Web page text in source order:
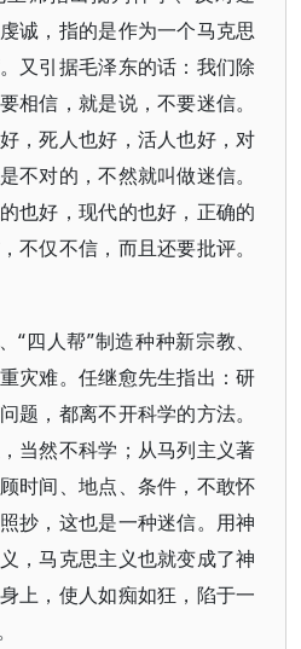
诚，指的是作为一个马克思
又引据毛泽东的话：我们除
相信，就是说，不要迷信。
，死人也好，活人也好，对
不对的，不然就叫做迷信。
也好，现代的也好，正确的
不仅不信，而且还要批评。
“四人帮”制造种种新宗教、
灾难。任继愈先生指出：研
题，都离不开科学的方法。
当然不科学；从马列主义著
时间、地点、条件，不敢怀
抄，这也是一种迷信。用神
，马克思主义也就变成了神
上，使人如痴如狂，陷于一